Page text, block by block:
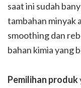
saat ini sudah
tambahan minyak
smoothing dan
bahan kimia yang
Pemilihan produk